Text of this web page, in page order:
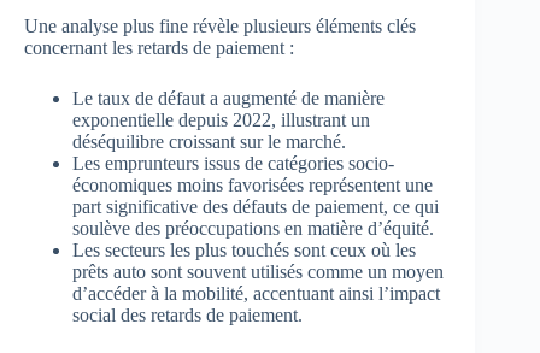
Une analyse plus fine révèle plusieurs éléments clés
concernant les retards de paiement :
Le taux de défaut a augmenté de manière
exponentielle depuis 2022, illustrant un
déséquilibre croissant sur le marché.
Les emprunteurs issus de catégories socio-
économiques moins favorisées représentent une
part significative des défauts de paiement, ce qui
soulève des préoccupations en matière d’équité.
Les secteurs les plus touchés sont ceux où les
prêts auto sont souvent utilisés comme un moyen
d’accéder à la mobilité, accentuant ainsi l’impact
social des retards de paiement.